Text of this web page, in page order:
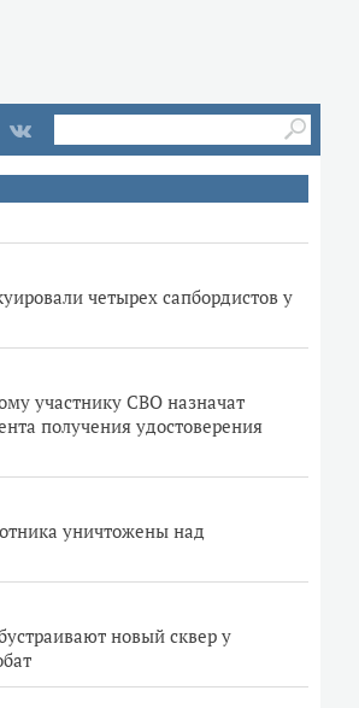
четырех сапбордистов у
участнику СВО назначат
получения удостоверения
уничтожены над
новый сквер у